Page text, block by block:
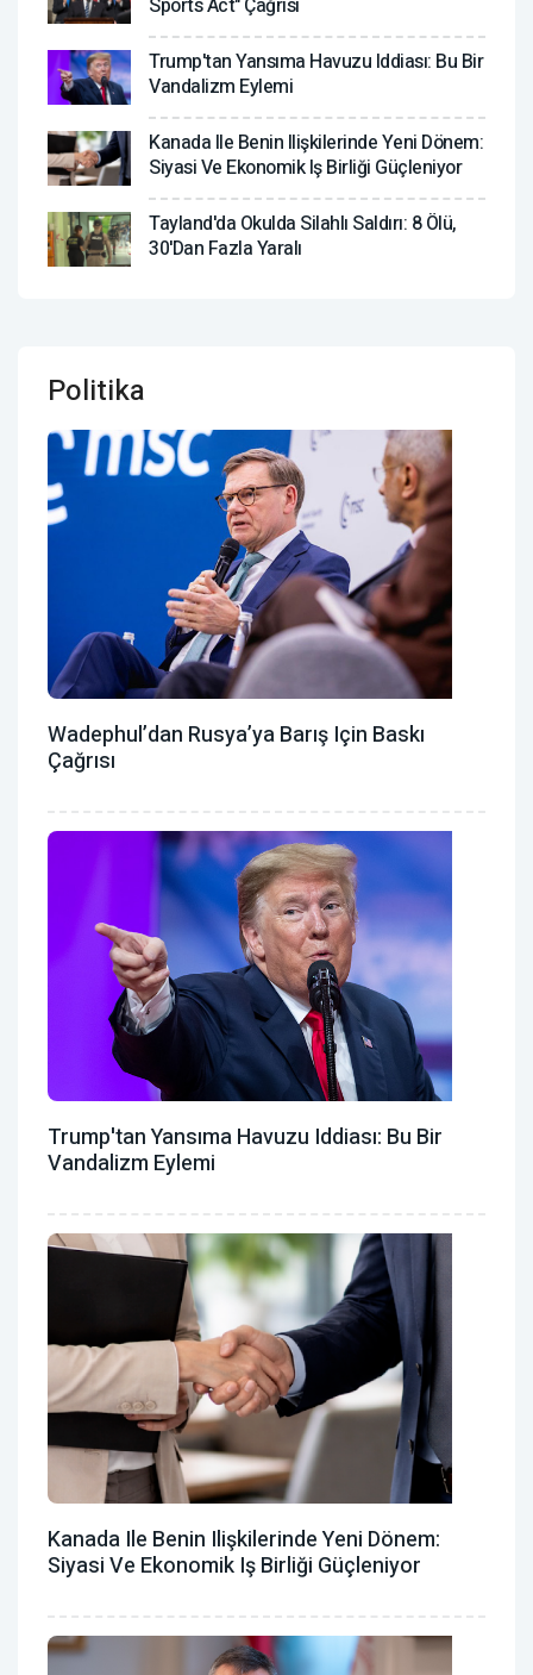
Trump'tan Yansıma Havuzu Iddiası: Bu Bir
Vandalizm Eylemi
Kanada Ile Benin Ilişkilerinde Yeni Dönem:
Siyasi Ve Ekonomik Iş Birliği Güçleniyor
Tayland'da Okulda Silahlı Saldırı: 8 Ölü,
30'dan Fazla Yaralı
Politika
Wadephul’dan Rusya’ya Barış Için Baskı
Çağrısı
Trump'tan Yansıma Havuzu Iddiası: Bu Bir
Vandalizm Eylemi
Kanada Ile Benin Ilişkilerinde Yeni Dönem:
Siyasi Ve Ekonomik Iş Birliği Güçleniyor